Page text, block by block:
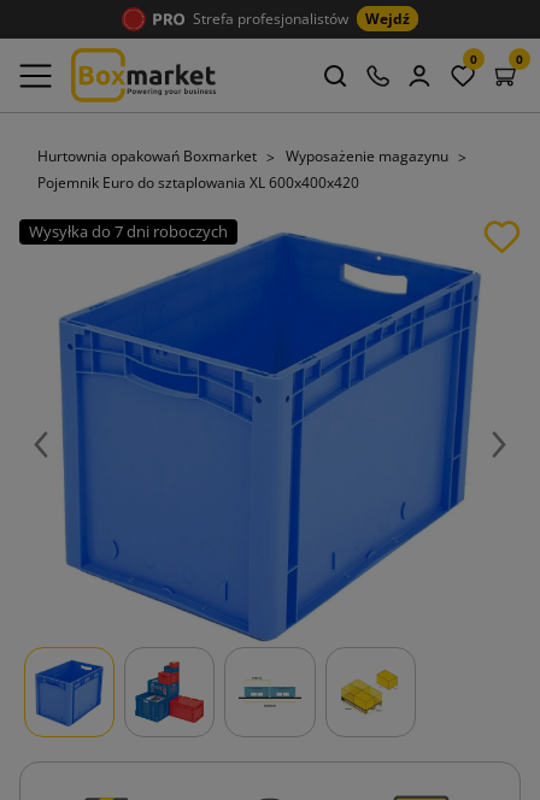
Strefa profesjonalistów Wejdź
0 0
Hurtownia opakowań Boxmarket
Wyposażenie magazynu
Pojemnik Euro do sztaplowania XL 600x400x420
Wysyłka do 7 dni roboczych
Poprzedni